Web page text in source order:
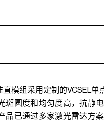
模组采用定制的VCSEL单
斑圆度和均匀度高，抗静
品已通过多家激光雷达方